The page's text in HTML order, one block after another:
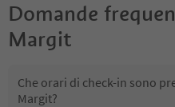
Domande
Margit
Che orari di check-in sono
Margit?